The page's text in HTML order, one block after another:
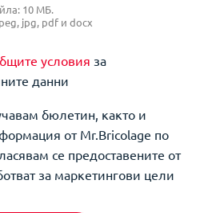
10 МБ.
jpg, pdf и docx
условия за
данни
бюлетин, както и
от Mr.Bricolage по
се предоставените от
за маркетингови цели